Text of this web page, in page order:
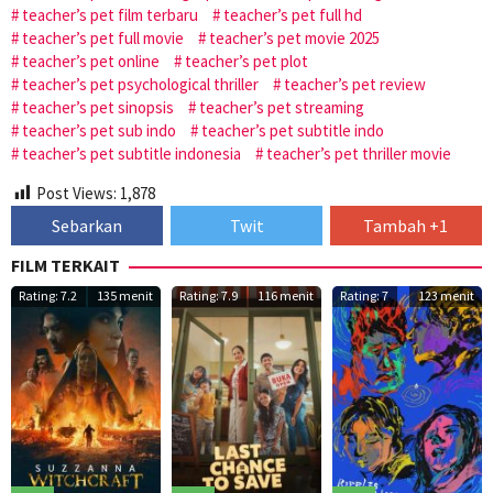
teacher’s pet film terbaru
teacher’s pet full hd
teacher’s pet full movie
teacher’s pet movie 2025
teacher’s pet online
teacher’s pet plot
teacher’s pet psychological thriller
teacher’s pet review
teacher’s pet sinopsis
teacher’s pet streaming
teacher’s pet sub indo
teacher’s pet subtitle indo
teacher’s pet subtitle indonesia
teacher’s pet thriller movie
Post Views: 1,878
Sebarkan Twit
Tambah +1
FILM TERKAIT
Rating: 7.2 135 menit Rating: 7.9 116 menit Rating: 7 123 menit